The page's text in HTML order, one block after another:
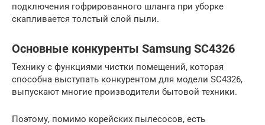
подключения гофрированного шланга при уборке
скапливается толстый слой пыли.
Основные конкуренты Samsung SC4326
Технику с функциями чистки помещений, которая
способна выступать конкурентом для модели SC4326,
выпускают многие производители бытовой техники.
Поэтому, помимо корейских пылесосов, есть